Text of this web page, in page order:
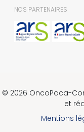
NOS PARTENAIRES
© 2026 OncoPaca-
et
Mentions